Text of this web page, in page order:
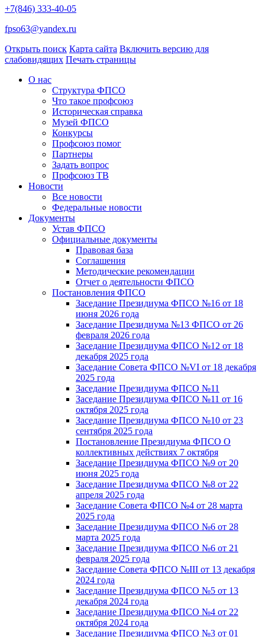
+7(846) 333-40-05
fpso63@yandex.ru
Открыть поиск Карта сайта Включить версию для
слабовидящих Печать страницы
О нас
Структура ФПСО
Что такое профсоюз
Историческая справка
Музей ФПСО
Конкурсы
Профсоюз помог
Партнеры
Задать вопрос
Профсоюз ТВ
Новости
Все новости
Федеральные новости
Документы
Устав ФПСО
Официальные документы
Правовая база
Соглашения
Методические рекомендации
Отчет о деятельности ФПСО
Постановления ФПСО
Заседание Президиума ФПСО №16 от 18
июня 2026 года
Заседание Президиума №13 ФПСО от 26
февраля 2026 года
Заседание Президиума ФПСО №12 от 18
декабря 2025 года
Заседание Совета ФПСО №VI от 18 декабря
2025 года
Заседание Президиума ФПСО №11
Заседание Президиума ФПСО №11 от 16
октября 2025 года
Заседание Президиума ФПСО №10 от 23
сентября 2025 года
Постановление Президиума ФПСО О
коллективных действиях 7 октября
Заседание Президиума ФПСО №9 от 20
июня 2025 года
Заседание Президиума ФПСО №8 от 22
апреля 2025 года
Заседание Совета ФПСО №4 от 28 марта
2025 года
Заседание Президиума ФПСО №6 от 28
марта 2025 года
Заседание Президиума ФПСО №6 от 21
февраля 2025 года
Заседание Совета ФПСО №III от 13 декабря
2024 года
Заседание Президиума ФПСО №5 от 13
декабря 2024 года
Заседание Президиума ФПСО №4 от 22
октября 2024 года
Заседание Президиума ФПСО №3 от 01